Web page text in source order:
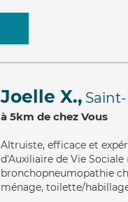
Joelle X.,
à 5km de chez Vous
Altruiste, efficace et
d'Auxiliaire de Vie
bronchopneumopathie
ménage, toilette/